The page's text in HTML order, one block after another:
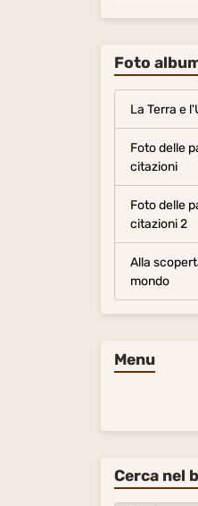
Foto
La Terra e
Foto delle
citazioni
Foto delle
citazioni 2
Alla
mondo
Menu
Cerca nel